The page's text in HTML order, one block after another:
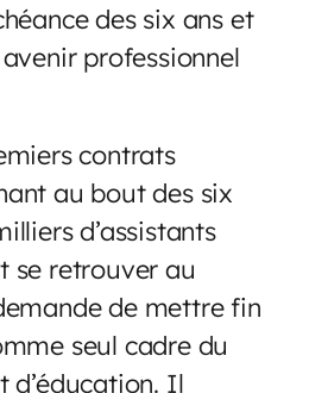
des six ans et
professionnel
contrats
au bout des six
d’assistants
se retrouver au
de mettre fin
seul cadre du
d’éducation. Il